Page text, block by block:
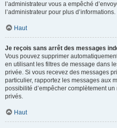
l’administrateur vous a empêché
l’administrateur pour plus d’informations.
Haut
Je reçois sans arrêt des messages
Vous pouvez supprimer
en utilisant les filtres de message dans
privée. Si vous recevez des messages
particulier, rapportez les messages aux
possibilité d’empêcher complètement
privés.
Haut